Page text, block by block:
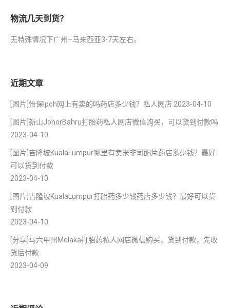
物流几天到货？
无特殊情况下广州–马来西亚3-7天左右。
近期文章
[图片]怡保lpoh网上有卖的吗药店多少钱？私人网店 2023-04-10
[图片]新山JohorBahru打胎药私人网店微信购买，可以货到付款吗
2023-04-10
[图片]吉隆坡KualaLumpur哪里有卖米非司酮片药店多少钱？最好
可以货到付款
2023-04-10
[图片]吉隆坡KualaLumpur打胎药多少钱药店多少钱？最好可以货
到付款
2023-04-10
[分享]马六甲州Melaka打胎药私人网店微信购买，货到付款，先收
货后付款
2023-04-09